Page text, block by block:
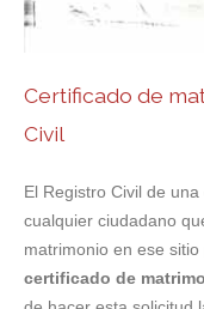
Certificado de
Civil
El Registro Civil de
cualquier ciudadano
matrimonio en ese sitio
certificado de